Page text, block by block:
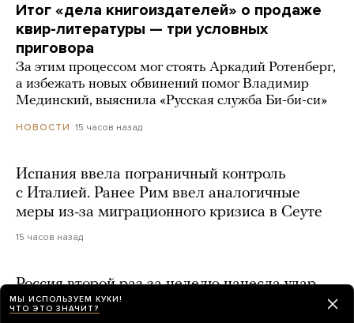
Итог «дела книгоиздателей» о продаже
квир-литературы — три условных
приговора
За этим процессом мог стоять Аркадий Ротенберг,
а избежать новых обвинений помог Владимир
Мединский, выяснила «Русская служба Би-би-си»
НОВОСТИ 15 часов назад
Испания ввела пограничный контроль
с Италией. Ранее Рим ввел аналогичные
меры из-за миграционного кризиса в Сеуте
15 часов назад
Россия второй раз за неделю нанесла удар
по Киевской области. Погибли три человека,
МЫ ИСПОЛЬЗУЕМ КУКИ!
ЧТО ЭТО ЗНАЧИТ?